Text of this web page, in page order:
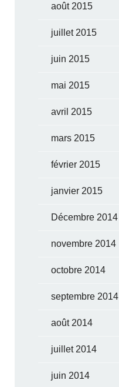
août 2015
juillet 2015
juin 2015
mai 2015
avril 2015
mars 2015
février 2015
janvier 2015
Décembre 2014
novembre 2014
octobre 2014
septembre 2014
août 2014
juillet 2014
juin 2014